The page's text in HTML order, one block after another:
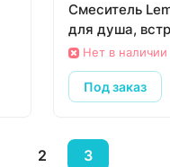
Смеситель
для душа,
Нет в наличии
Под заказ
2 3